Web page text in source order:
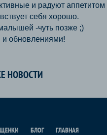
и радуют аппетитом
себя хорошо.
-чуть позже ;)
обновлениями!
НОВОСТИ
ЩЕНКИ БЛОГ ГЛАВНАЯ